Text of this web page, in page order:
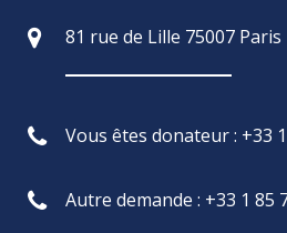
81 rue de Lille 75007 Paris
Vous êtes donateur : +33
Autre demande : +33 1 85